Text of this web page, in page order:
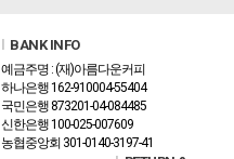
l BANK INFO
예금주명 : (재)아름다운커피
하나은행 162-910004-55404
국민은행 873201-04-084485
신한은행 100-025-007609
농협중앙회 301-0140-3197-41